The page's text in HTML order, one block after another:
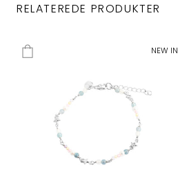
RELATEREDE PRODUKTER
NEW IN